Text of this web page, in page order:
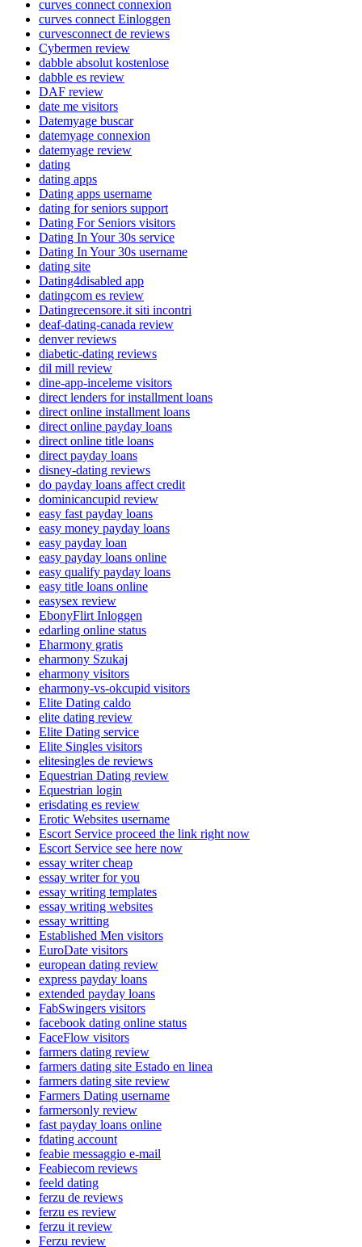
curves connect connexion
curves connect Einloggen
curvesconnect de reviews
Cybermen review
dabble absolut kostenlose
dabble es review
DAF review
date me visitors
Datemyage buscar
datemyage connexion
datemyage review
dating
dating apps
Dating apps username
dating for seniors support
Dating For Seniors visitors
Dating In Your 30s service
Dating In Your 30s username
dating site
Dating4disabled app
datingcom es review
Datingrecensore.it siti incontri
deaf-dating-canada review
denver reviews
diabetic-dating reviews
dil mill review
dine-app-inceleme visitors
direct lenders for installment loans
direct online installment loans
direct online payday loans
direct online title loans
direct payday loans
disney-dating reviews
do payday loans affect credit
dominicancupid review
easy fast payday loans
easy money payday loans
easy payday loan
easy payday loans online
easy qualify payday loans
easy title loans online
easysex review
EbonyFlirt Inloggen
edarling online status
Eharmony gratis
eharmony Szukaj
eharmony visitors
eharmony-vs-okcupid visitors
Elite Dating caldo
elite dating review
Elite Dating service
Elite Singles visitors
elitesingles de reviews
Equestrian Dating review
Equestrian login
erisdating es review
Erotic Websites username
Escort Service proceed the link right now
Escort Service see here now
essay writer cheap
essay writer for you
essay writing templates
essay writing websites
essay writting
Established Men visitors
EuroDate visitors
european dating review
express payday loans
extended payday loans
FabSwingers visitors
facebook dating online status
FaceFlow visitors
farmers dating review
farmers dating site Estado en linea
farmers dating site review
Farmers Dating username
farmersonly review
fast payday loans online
fdating account
feabie messaggio e-mail
Feabiecom reviews
feeld dating
ferzu de reviews
ferzu es review
ferzu it review
Ferzu review